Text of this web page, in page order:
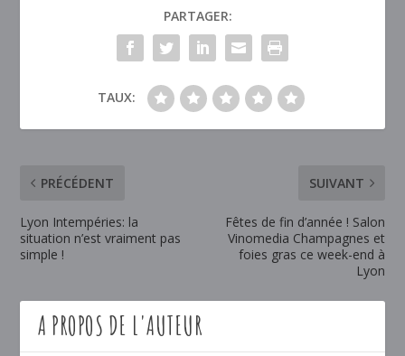
PARTAGER:
TAUX:
PRÉCÉDENT
Lyon Intempéries: la
situation n’est vraiment pas
simple !
SUIVANT
Fêtes de fin d’année ! Salon
Vinomedia Champagnes et
foies gras ce week-end à
Lyon
A PROPOS DE L'AUTEUR